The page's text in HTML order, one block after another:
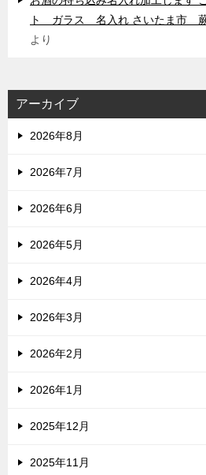
ト ガラス 名入れ さいたま市
より
アーカイブ
2026年8月
2026年7月
2026年6月
2026年5月
2026年4月
2026年3月
2026年2月
2026年1月
2025年12月
2025年11月